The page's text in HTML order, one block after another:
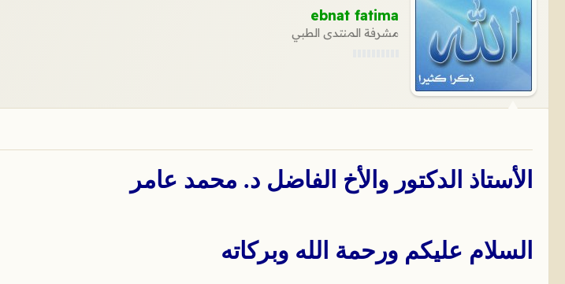
ebnat fatima
مشرفة المنتدى الطبي
الأستاذ الدكتور والأخ الفاضل د. محمد عامر
السلام عليكم ورحمة الله وبركاته